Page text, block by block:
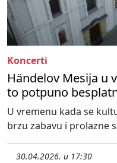
Koncerti
Händelov Mesija u
to potpuno
U vremenu kada se
brzu zabavu i prolazne
30.04.2026. u 17:30